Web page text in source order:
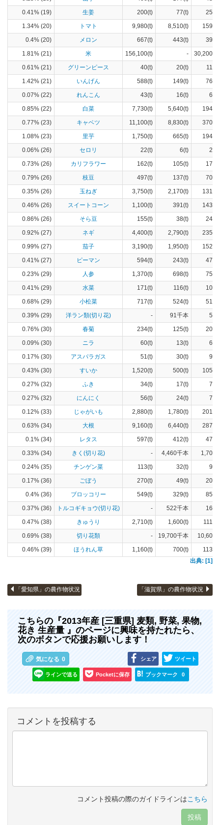
0.41% (19)
生姜 200(t) 77(t)
1.34% (20)
トマト 9,980(t) 8,510(t)
0.4% (20)
メロン 667(t) 443(t)
1.81% (21)
米 156,100(t) -
0.61% (21)
グリーンピース 40(t) 20(t)
1.42% (21)
いんげん 588(t) 149(t)
0.07% (22)
れんこん 43(t) 16(t)
0.85% (22)
白菜 7,730(t) 5,640(t)
0.77% (23)
キャベツ 11,100(t) 8,830(t)
1.08% (23)
里芋 1,750(t) 665(t)
0.06% (26)
セロリ 22(t) 6(t)
0.73% (26)
カリフラワー 162(t) 105(t)
0.79% (26)
枝豆 497(t) 137(t)
0.35% (26)
玉ねぎ 3,750(t) 2,170(t)
0.46% (26)
スイートコーン 1,100(t) 391(t)
0.86% (26)
そら豆 155(t) 38(t)
0.92% (27)
ネギ 4,400(t) 2,790(t)
0.99% (27)
茄子 3,190(t) 1,950(t)
0.41% (27)
ピーマン 594(t) 243(t)
0.23% (29)
人参 1,370(t) 698(t)
0.41% (29)
水菜 171(t) 116(t)
0.68% (29)
小松菜 717(t) 524(t)
0.39% (29)
洋ラン類(切り花) - 91千本
0.76% (30)
春菊 234(t) 125(t)
0.09% (30)
ニラ 60(t) 13(t)
0.17% (30)
アスパラガス 51(t) 30(t)
0.43% (30)
すいか 1,520(t) 500(t)
0.27% (32)
ふき 34(t) 17(t)
0.27% (32)
にんにく 56(t) 24(t)
0.12% (33)
じゃがいも 2,880(t) 1,780(t)
0.63% (34)
大根 9,160(t) 6,440(t)
0.1% (34)
レタス 597(t) 412(t)
0.33% (34)
きく(切り花) - 4,460千本
0.24% (35)
チンゲン菜 113(t) 32(t)
0.17% (36)
ごぼう 270(t) 49(t)
0.4% (36)
ブロッコリー 549(t) 329(t)
0.37% (36)
トルコギキョウ(切り花) - 522千本
0.47% (38)
きゅうり 2,710(t) 1,600(t)
0.69% (38)
切り花類 - 19,700千本
0.46% (39)
ほうれん草 1,160(t) 700(t)
出典: [1]
「愛知県」の農作物状況 「滋賀県」の農作物状況
こちらの『2013年産 [三重県] 麦類, 野菜, 果物,
花き 生産量 』のページに興味を持たれたら、
次のボタンで応援お願いします！
気になる 0 シェア ツイート
ラインで送る Pocketに保存 ブックマーク 0
コメントを投稿する
コメント投稿の際のガイドラインはこちら
投稿